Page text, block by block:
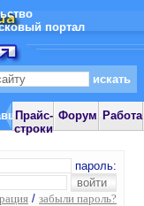
портал
Прайс-
строки
Форум Работа
пароль:
/ забыли пароль?